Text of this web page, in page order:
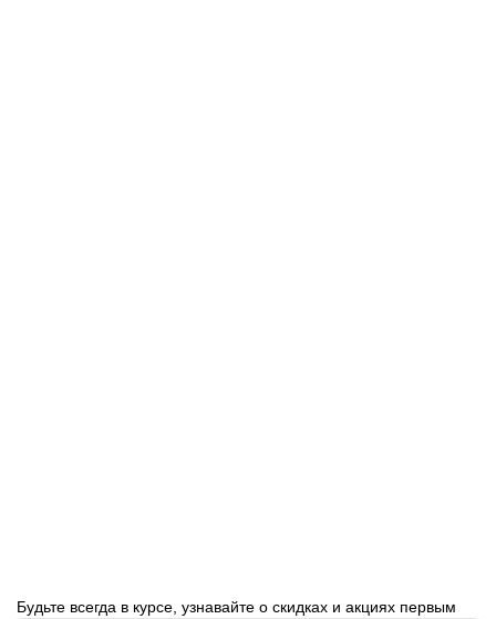
Будьте всегда в курсе, узнавайте о скидках и акциях первым